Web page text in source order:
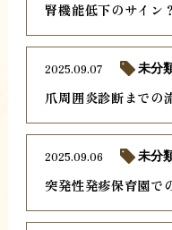
腎機能低下のサイン
爪周囲炎診断までの
2025.09.07 未分
突発性発疹保育園で
2025.09.06 未分